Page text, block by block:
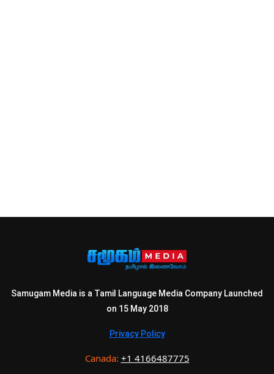
Samugam Media is a Tamil Language Media Company Launched
on 15 May 2018
Privacy Policy
Canada: +1 4166487775